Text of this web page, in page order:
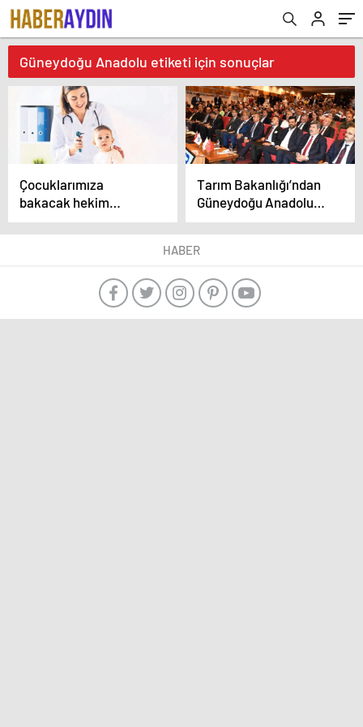
Güneydoğu Anadolu etiketi için sonuçlar
Çocuklarımıza
bakacak hekim
bulamayacağız!
Tarım Bakanlığı’ndan
Güneydoğu Anadolu
Sektör Paydaşları
Toplantısı
HABER